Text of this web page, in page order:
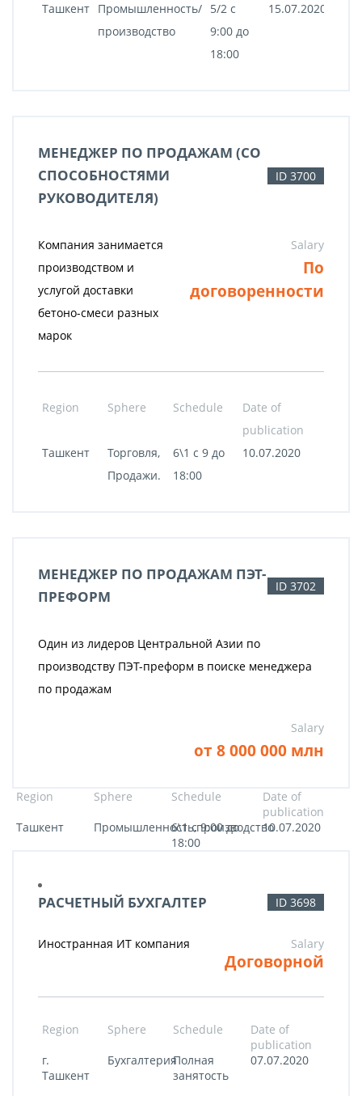
Ташкент Промышленность/
производство
5/2 c
9:00 до
18:00
15.07.2020
МЕНЕДЖЕР ПО ПРОДАЖАМ (СО
СПОСОБНОСТЯМИ
РУКОВОДИТЕЛЯ)
ID 3700
Компания занимается
производством и
услугой доставки
бетоно-смеси разных
марок
Salary
По
договоренности
Region Sphere Schedule
Date of
publication
Ташкент
Торговля,
Продажи.
6\1 с 9 до
18:00
10.07.2020
МЕНЕДЖЕР ПО ПРОДАЖАМ ПЭТ-
ПРЕФОРМ
ID 3702
Один из лидеров Центральной Азии по
производству ПЭТ-преформ в поиске менеджера
по продажам
Salary
от 8 000 000 млн
Region Sphere Schedule
Date of
publication
Ташкент
Промышленность,производство
6\1 с 9:00 до
18:00
10.07.2020
РАСЧЕТНЫЙ БУХГАЛТЕР ID 3698
Иностранная ИТ компания Salary
Договорной
Region Sphere Schedule
Date of
publication
г.
Ташкент
БухгалтерияПолная
занятость
07.07.2020